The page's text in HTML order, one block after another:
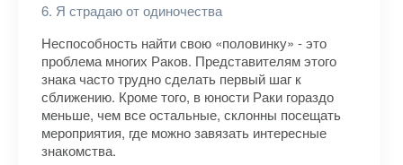
6. Я страдаю от одиночества
Неспособность найти свою «половинку» - это
проблема многих Раков. Представителям этого
знака часто трудно сделать первый шаг к
сближению. Кроме того, в юности Раки гораздо
меньше, чем все остальные, склонны посещать
мероприятия, где можно завязать интересные
знакомства.